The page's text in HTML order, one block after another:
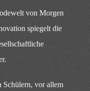
von Morgen
spiegelt die
Schülern, vor allem